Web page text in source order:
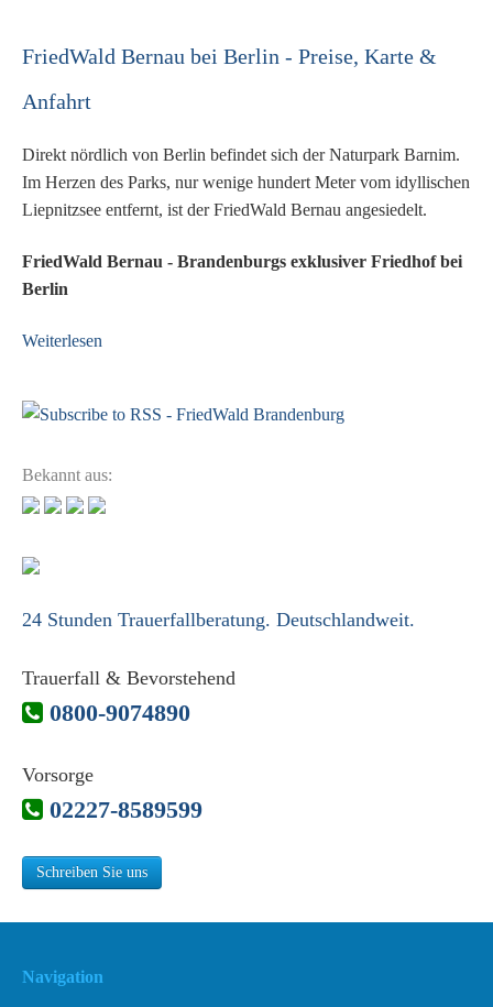
FriedWald Bernau bei Berlin - Preise, Karte &
Anfahrt
Direkt nördlich von Berlin befindet sich der Naturpark Barnim.
Im Herzen des Parks, nur wenige hundert Meter vom idyllischen
Liepnitzsee entfernt, ist der FriedWald Bernau angesiedelt.
FriedWald Bernau - Brandenburgs exklusiver Friedhof bei
Berlin
Weiterlesen
Bekannt aus:
24 Stunden Trauerfallberatung. Deutschlandweit.
Trauerfall & Bevorstehend
0800-9074890
Vorsorge
02227-8589599
Schreiben Sie uns
Navigation